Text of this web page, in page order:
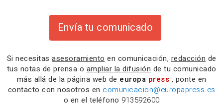
Envía tu comunicado
Si necesitas asesoramiento en comunicación, redacción de
tus notas de prensa o ampliar la difusión de tu comunicado
más allá de la página web de europa press , ponte en
contacto con nosotros en comunicacion@europapress.es
o en el teléfono 913592600